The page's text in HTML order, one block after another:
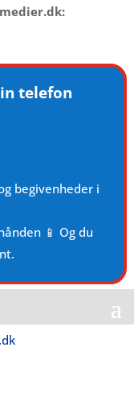
telefon
begivenheder i
📱 Og du